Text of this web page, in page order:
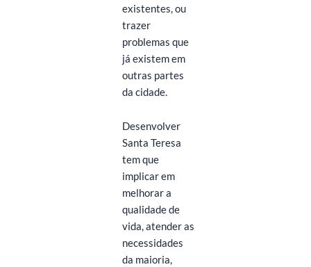
existentes, ou
trazer
problemas que
já existem em
outras partes
da cidade.
Desenvolver
Santa Teresa
tem que
implicar em
melhorar a
qualidade de
vida, atender as
necessidades
da maioria,